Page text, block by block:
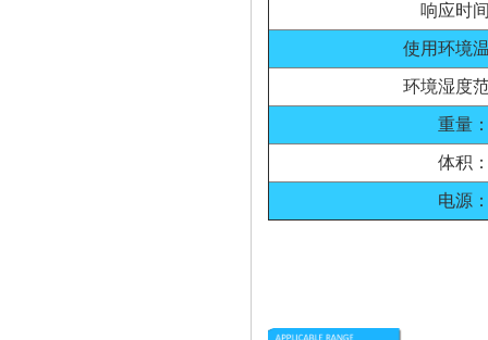
响应时
使用环境
环境湿度
重量
体积
电源